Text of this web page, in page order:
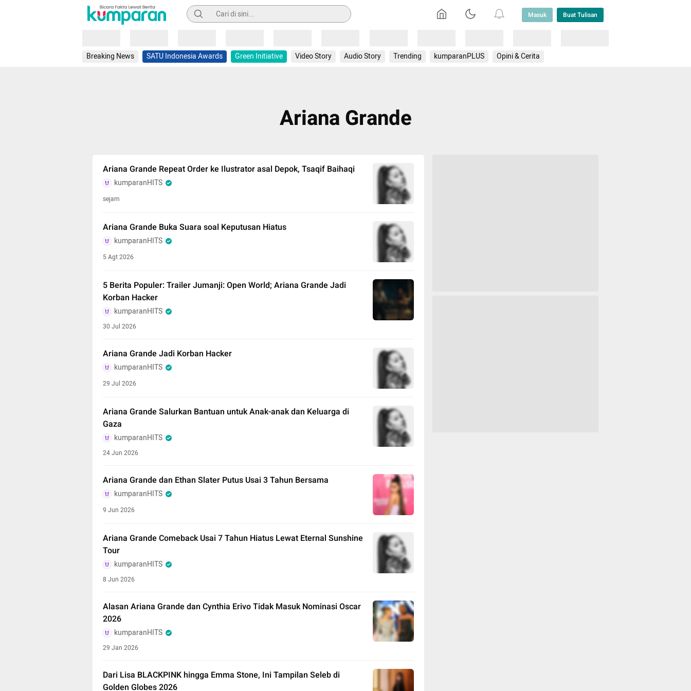
Pencarian Masuk Buat Tulisan
Breaking News SATU Indonesia Awards Green Initiative Video Story Audio Story Trending kumparanPLUS Opini & Cerita
Ariana Grande
Ariana Grande Repeat Order ke Ilustrator asal Depok, Tsaqif Baihaqi
kumparanHITS
sejam
Ariana Grande Buka Suara soal Keputusan Hiatus
kumparanHITS
5 Agt 2026
5 Berita Populer: Trailer Jumanji: Open World; Ariana Grande Jadi
Korban Hacker
kumparanHITS
30 Jul 2026
Ariana Grande Jadi Korban Hacker
kumparanHITS
29 Jul 2026
Ariana Grande Salurkan Bantuan untuk Anak-anak dan Keluarga di
Gaza
kumparanHITS
24 Jun 2026
Ariana Grande dan Ethan Slater Putus Usai 3 Tahun Bersama
kumparanHITS
9 Jun 2026
Ariana Grande Comeback Usai 7 Tahun Hiatus Lewat Eternal Sunshine
Tour
kumparanHITS
8 Jun 2026
Alasan Ariana Grande dan Cynthia Erivo Tidak Masuk Nominasi Oscar
2026
kumparanHITS
29 Jan 2026
Dari Lisa BLACKPINK hingga Emma Stone, Ini Tampilan Seleb di
Golden Globes 2026